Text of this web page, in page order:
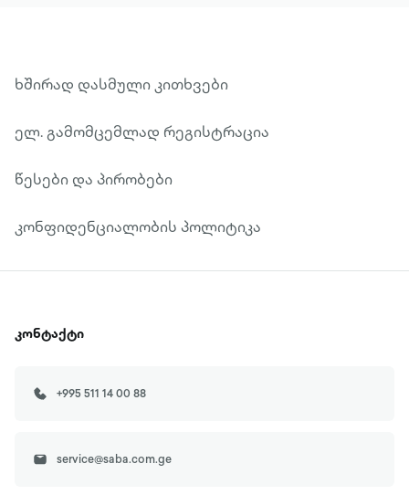
ხშირად დასმული კითხვები
ელ. გამომცემლად რეგისტრაცია
წესები და პირობები
კონფიდენციალობის პოლიტიკა
კონტაქტი
+995 511 14 00 88
service@saba.com.ge